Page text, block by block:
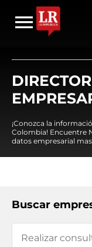
¡Conozca la
Colombia! Encuentre
datos empresarial
Buscar